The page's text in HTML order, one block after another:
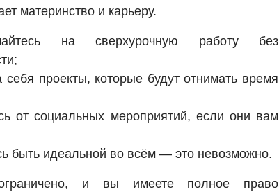
материнство и карьеру.
на сверхурочную работу без
себя проекты, которые будут отнимать время
от социальных мероприятий, если они вам
быть идеальной во всём — это невозможно.
и вы имеете полное право